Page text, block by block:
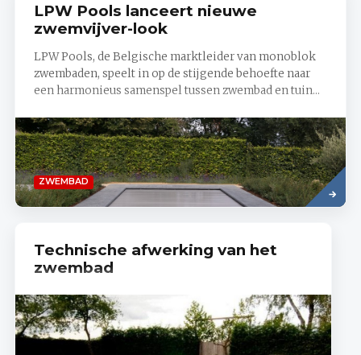
LPW Pools lanceert nieuwe
zwemvijver-look
LPW Pools, de Belgische marktleider van monoblok
zwembaden, speelt in op de stijgende behoefte naar
een harmonieus samenspel tussen zwembad en tuin...
ZWEMBAD
Lees
meer
Technische afwerking van het
zwembad